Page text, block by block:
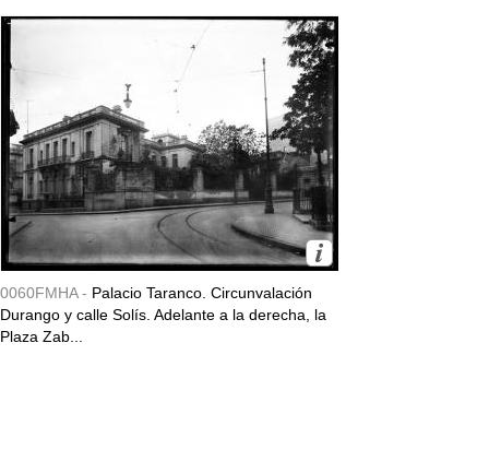
0060FMHA - Palacio Taranco. Circunvalación
Durango y calle Solís. Adelante a la derecha, la
Plaza Zab...